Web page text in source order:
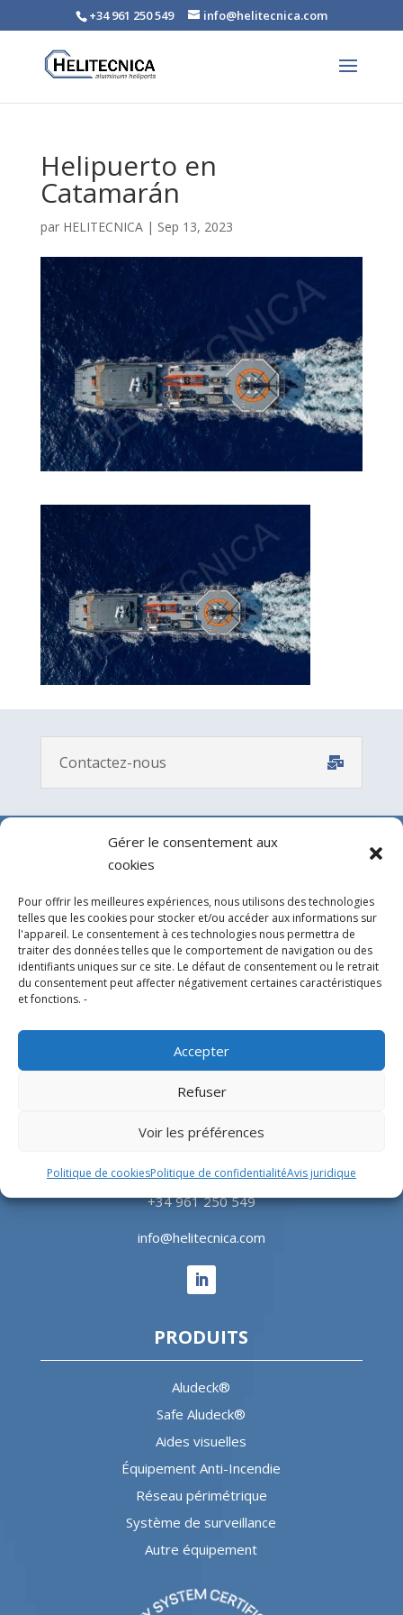
Gérer le consentement aux
cookies
Pour offrir les meilleures expériences, nous utilisons des technologies
telles que les cookies pour stocker et/ou accéder aux informations sur
l'appareil. Le consentement à ces technologies nous permettra de
traiter des données telles que le comportement de navigation ou des
identifiants uniques sur ce site. Le défaut de consentement ou le retrait
du consentement peut affecter négativement certaines caractéristiques
et fonctions. -
Accepter
Refuser
Voir les préférences
Politique de cookiesPolitique de confidentialitéAvis juridique
+34 961 250 549 info@helitecnica.com
Helipuerto en
Catamarán
par HELITECNICA| Sep 13, 2023
Contactez-nous
Experts en conception, fabrication et fourniture
d’hélistations en aluminium et d’équipements
correspondants pour l’industrie offshore et le
secteur hospitalier.
SIÈGE SOCIAL
Bétera, Valencia, Spain
+34 961 250 549
info@helitecnica.com
PRODUITS
Aludeck®
Safe Aludeck®
Aides visuelles
Équipement Anti-Incendie
Réseau périmétrique
Système de surveillance
Autre équipement